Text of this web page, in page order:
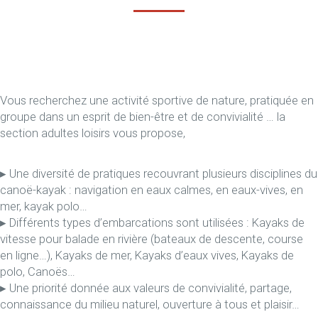
Vous recherchez une activité sportive de nature, pratiquée en
groupe dans un esprit de bien-être et de convivialité … la
section adultes loisirs vous propose,
▸ Une diversité de pratiques recouvrant plusieurs disciplines du
canoë-kayak : navigation en eaux calmes, en eaux-vives, en
mer, kayak polo…
▸ Différents types d’embarcations sont utilisées : Kayaks de
vitesse pour balade en rivière (bateaux de descente, course
en ligne…), Kayaks de mer, Kayaks d’eaux vives, Kayaks de
polo, Canoës…
▸ Une priorité donnée aux valeurs de convivialité, partage,
connaissance du milieu naturel, ouverture à tous et plaisir…